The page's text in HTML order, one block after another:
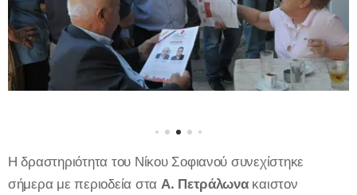
Η δραστηριότητα του Νίκου Σοφιανού συνεχίστηκε
σήμερα με περιοδεία στα Α. Πετράλωνα καιστον